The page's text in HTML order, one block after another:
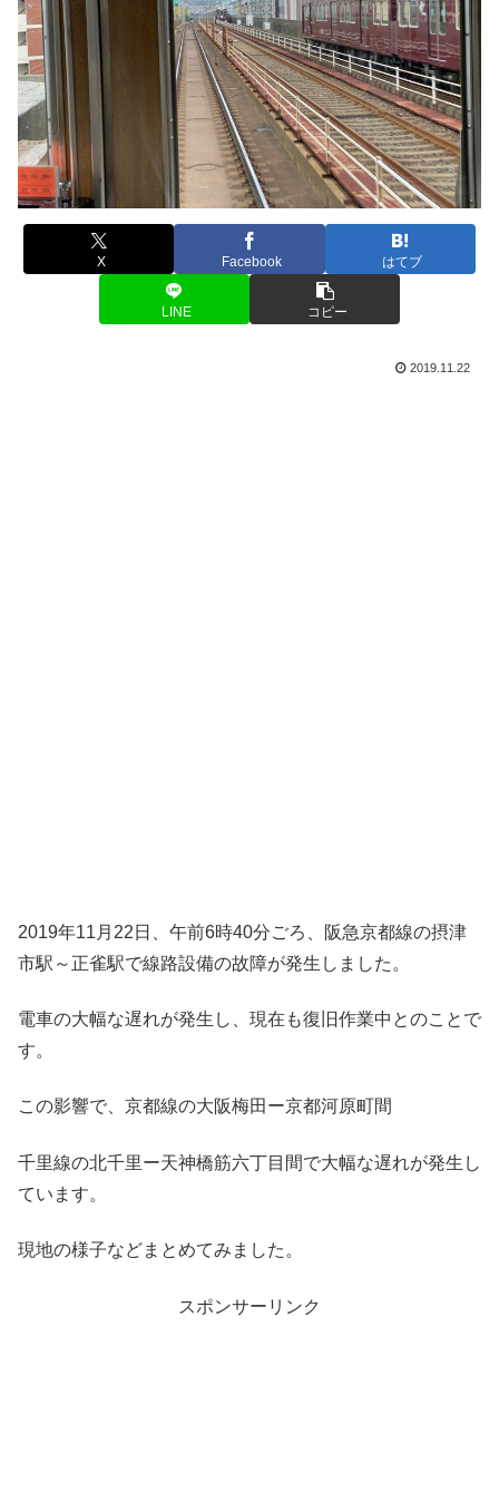
X Facebook はてブ
LINE コピー
2019.11.22
2019年11月22日、午前6時40分ごろ、阪急京都線の摂津
市駅～正雀駅で線路設備の故障が発生しました。
電車の大幅な遅れが発生し、現在も復旧作業中とのことで
す。
この影響で、京都線の大阪梅田ー京都河原町間
千里線の北千里ー天神橋筋六丁目間で大幅な遅れが発生し
ています。
現地の様子などまとめてみました。
スポンサーリンク